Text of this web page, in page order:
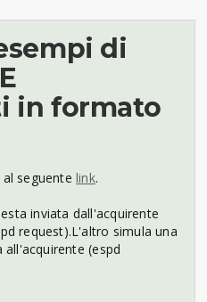
di
in formato
al seguentelink.
inviata dall'acquirente
request).L'altro simula una
(espd